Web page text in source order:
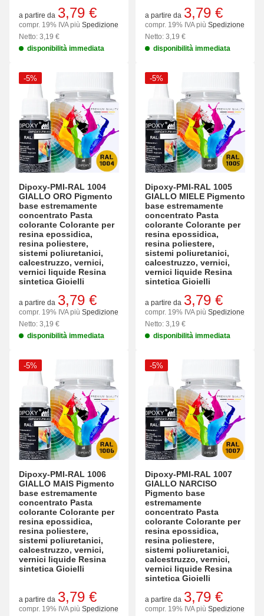
a partire da 3,79 €
compr. 19% IVA più Spedizione
Netto: 3,19 €
disponibilità immediata
a partire da 3,79 €
compr. 19% IVA più Spedizione
Netto: 3,19 €
disponibilità immediata
-5%
Dipoxy-PMI-RAL 1004
GIALLO ORO Pigmento
base estremamente
concentrato Pasta
colorante Colorante per
resina epossidica,
resina poliestere,
sistemi poliuretanici,
calcestruzzo, vernici,
vernici liquide Resina
sintetica Gioielli
a partire da 3,79 €
compr. 19% IVA più Spedizione
Netto: 3,19 €
disponibilità immediata
-5%
Dipoxy-PMI-RAL 1005
GIALLO MIELE Pigmento
base estremamente
concentrato Pasta
colorante Colorante per
resina epossidica,
resina poliestere,
sistemi poliuretanici,
calcestruzzo, vernici,
vernici liquide Resina
sintetica Gioielli
a partire da 3,79 €
compr. 19% IVA più Spedizione
Netto: 3,19 €
disponibilità immediata
-5%
Dipoxy-PMI-RAL 1006
GIALLO MAIS Pigmento
base estremamente
concentrato Pasta
colorante Colorante per
resina epossidica,
resina poliestere,
sistemi poliuretanici,
calcestruzzo, vernici,
vernici liquide Resina
sintetica Gioielli
a partire da 3,79 €
compr. 19% IVA più Spedizione
-5%
Dipoxy-PMI-RAL 1007
GIALLO NARCISO
Pigmento base
estremamente
concentrato Pasta
colorante Colorante per
resina epossidica,
resina poliestere,
sistemi poliuretanici,
calcestruzzo, vernici,
vernici liquide Resina
sintetica Gioielli
a partire da 3,79 €
compr. 19% IVA più Spedizione